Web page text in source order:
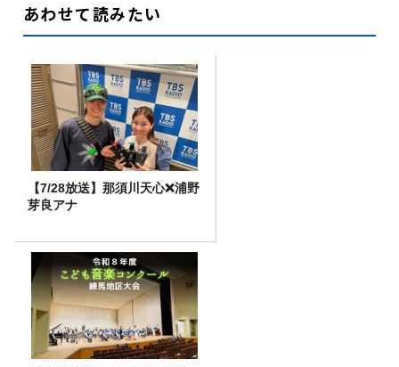
あわせて読みたい
【7/28放送】那須川天心❌浦野
芽良アナ